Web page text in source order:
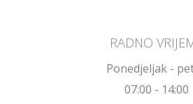
RADNO
Ponedjeljak -
07:00 - 14:00